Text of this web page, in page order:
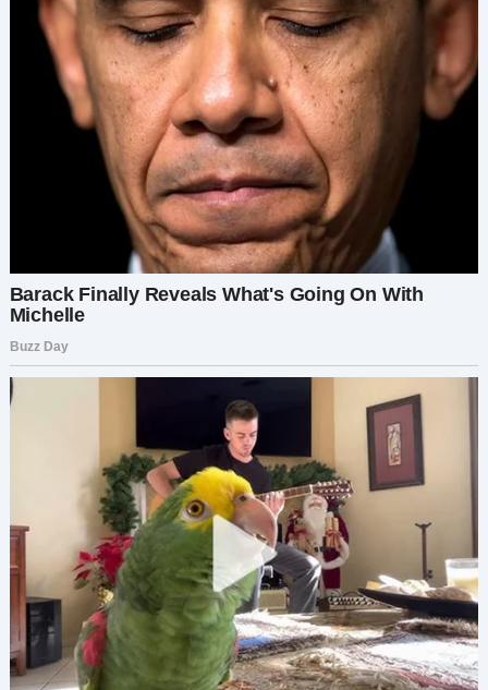
записка: «Вот всё, что ты по-настоящему
заслужил от нашего брака».
Через три месяца Артём тонул. Компания
рушилась. Поставщики разрывали контракты.
Начались налоговые проверки. Счета
заморозили. Сотрудники уходили один за
другим — многие уже работали у меня. Даже
Марина, оставшись без работы, пыталась
устроиться в фирму Жени.
А я восстановилась. Моя новая компания
процветала. Заказы шли валом, команда росла,
и мечта, которую я когда-то делила с Артёмом,
теперь принадлежала только мне — чистая и
Через полгода после развода я случайно
встретила Артёма в кофейне. Искра в его
глазах погасла — осталась лишь тоска. «Ты всё
знала, да?» — спросил он. «Про налоги, про
контракты…»
«Я пыталась тебя предупредить, — ответила я.
— Ты просто никогда не слушал».